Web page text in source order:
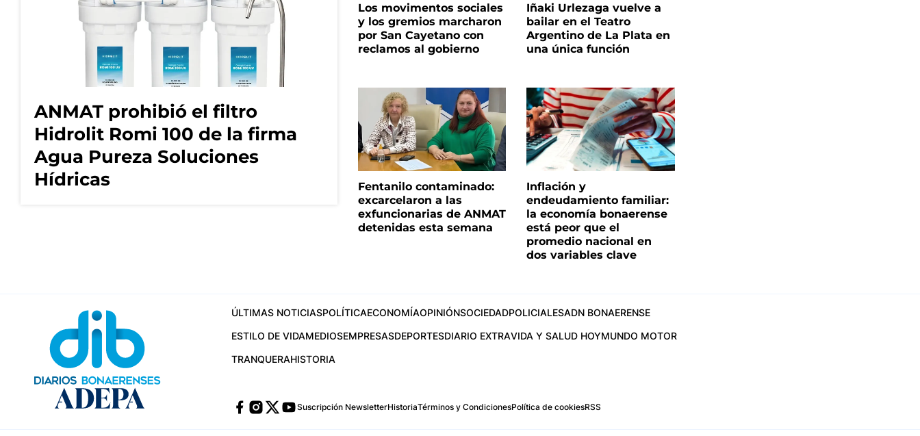
ANMAT prohibió el filtro
Hidrolit Romi 100 de la firma
Agua Pureza Soluciones
Hídricas
Los movimentos sociales
y los gremios marcharon
por San Cayetano con
reclamos al gobierno
Iñaki Urlezaga vuelve a
bailar en el Teatro
Argentino de La Plata en
una única función
Fentanilo contaminado:
excarcelaron a las
exfuncionarias de ANMAT
detenidas esta semana
Inflación y
endeudamiento familiar:
la economía bonaerense
está peor que el
promedio nacional en
dos variables clave
ÚLTIMAS NOTICIASPOLÍTICAECONOMÍAOPINIÓNSOCIEDADPOLICIALESADN BONAERENSE
ESTILO DE VIDAMEDIOSEMPRESASDEPORTESDIARIO EXTRAVIDA Y SALUD HOYMUNDO MOTOR
TRANQUERAHISTORIA
Suscripción NewsletterHistoriaTérminos y CondicionesPolítica de cookiesRSS